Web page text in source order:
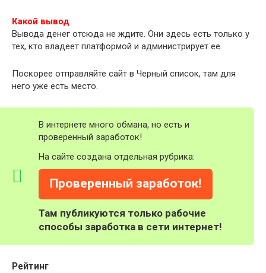
Какой вывод
Вывода денег отсюда не ждите. Они здесь есть только у
тех, кто владеет платформой и администрирует ее.
Поскорее отправляйте сайт в Черный список, там для
него уже есть место.
В интернете много обмана, но есть и
проверенный заработок!
На сайте создана отдельная рубрика:
Проверенный заработок!
Там публикуются только рабочие
способы заработка в сети интернет!
Рейтинг